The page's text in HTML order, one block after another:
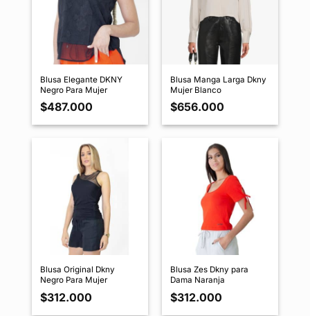
Blusa Elegante DKNY
Negro Para Mujer
$487.000
Blusa Manga Larga Dkny
Mujer Blanco
$656.000
Blusa Original Dkny
Negro Para Mujer
$312.000
Blusa Zes Dkny para
Dama Naranja
$312.000